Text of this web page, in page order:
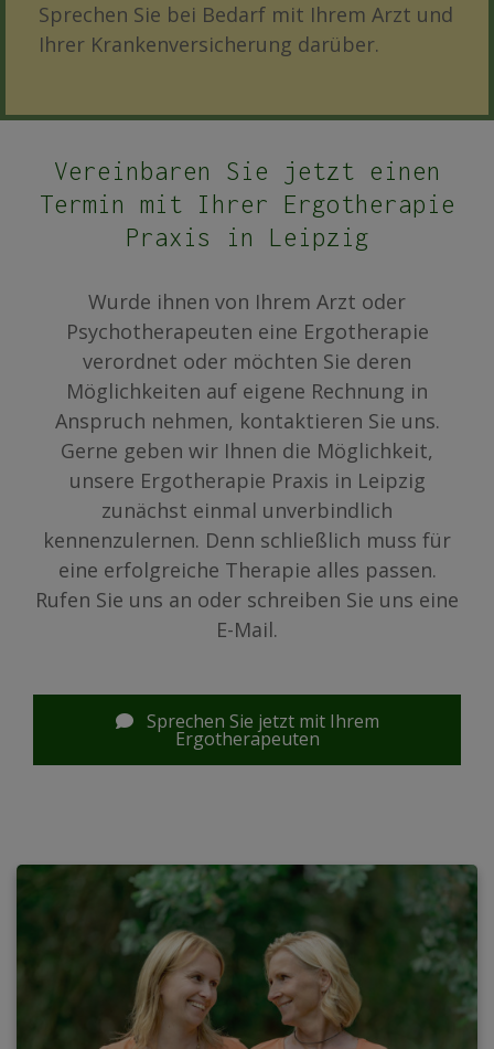
Sprechen Sie bei Bedarf mit Ihrem Arzt und
Ihrer Krankenversicherung darüber.
Vereinbaren Sie jetzt einen
Termin mit Ihrer Ergotherapie
Praxis in Leipzig
Wurde ihnen von Ihrem Arzt oder
Psychotherapeuten eine Ergotherapie
verordnet oder möchten Sie deren
Möglichkeiten auf eigene Rechnung in
Anspruch nehmen, kontaktieren Sie uns.
Gerne geben wir Ihnen die Möglichkeit,
unsere Ergotherapie Praxis in Leipzig
zunächst einmal unverbindlich
kennenzulernen. Denn schließlich muss für
eine erfolgreiche Therapie alles passen.
Rufen Sie uns an oder schreiben Sie uns eine
E-Mail.
Sprechen Sie jetzt mit Ihrem
Ergotherapeuten